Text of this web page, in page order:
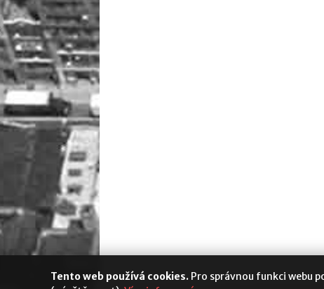
Tento web používá cookies. Pro správnou funkci webu